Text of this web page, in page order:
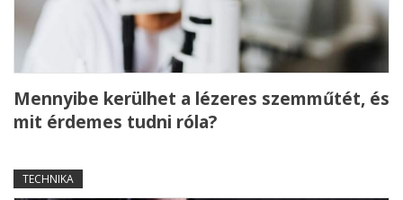
Mennyibe kerülhet a lézeres szemműtét, és
mit érdemes tudni róla?
TECHNIKA